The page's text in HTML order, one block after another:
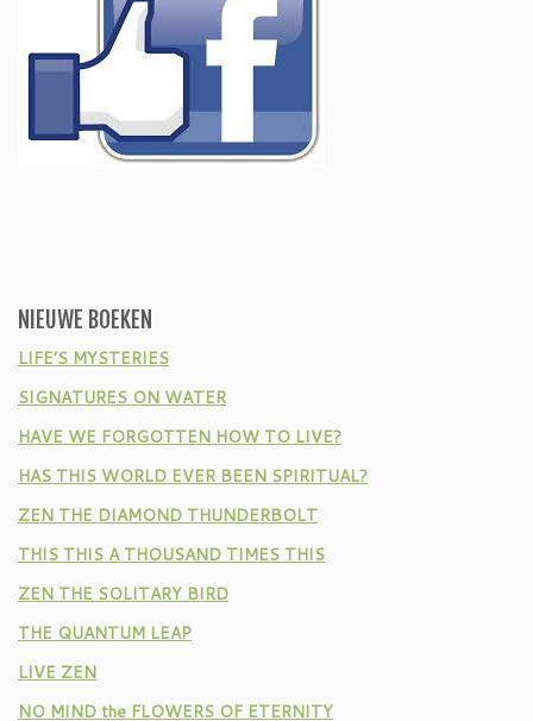
NIEUWE BOEKEN
LIFE’S MYSTERIES
SIGNATURES ON WATER
HAVE WE FORGOTTEN HOW TO LIVE?
HAS THIS WORLD EVER BEEN SPIRITUAL?
ZEN THE DIAMOND THUNDERBOLT
THIS THIS A THOUSAND TIMES THIS
ZEN THE SOLITARY BIRD
THE QUANTUM LEAP
LIVE ZEN
NO MIND the FLOWERS OF ETERNITY